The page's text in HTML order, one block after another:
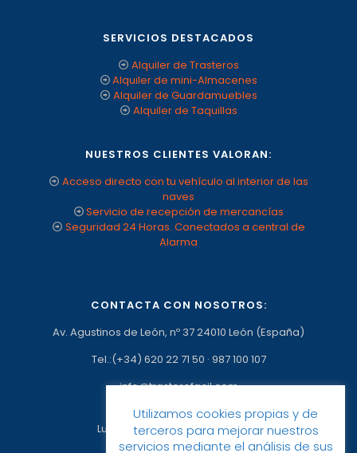
SERVICIOS DESTACADOS
Alquiler de Trasteros
Alquiler de mini-Almacenes
Alquiler de Guardamuebles
Alquiler de Taquillas
NUESTROS CLIENTES VALORAN:
Acceso directo con tu vehículo al interior de las
naves
Servicio de recepción de mercancías
Seguridad 24 Horas. Conectados a central de
Alarma
CONTACTA CON NOSOTROS:
Av. Agustinos de León, nº 37 24010 León (España)
Tel.:(+34) 620 22 71 50 · 987 100 107
info@trasterofacil.com
Horario:
Lunes a Viernes: 09:00h a 17:00h
Utilizamos cookies propias y de
terceros para mejorar nuestros
servicios mediante el análisis de sus